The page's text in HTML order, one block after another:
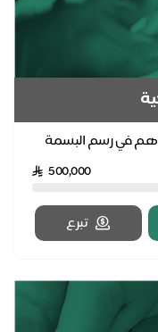
في رسم البسمة
500,000
تبرع